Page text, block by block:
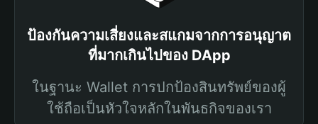
ป้องกันความเสี่ยงและสแกมจากการอนุญาต
ที่มากเกินไปของ DApp
ในฐานะ Wallet การปกป้องสินทรัพย์ของผู้
ใช้ถือเป็นหัวใจหลักในพันธกิจของเรา